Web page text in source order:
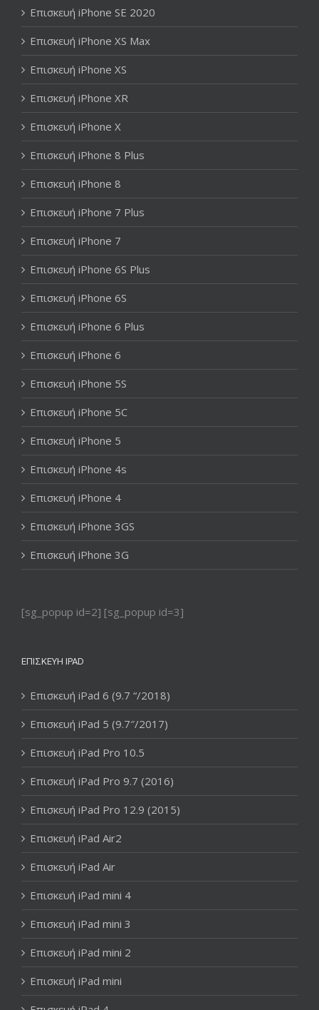
Επισκευή iPhone SE 2020
Επισκευή iPhone XS Max
Επισκευή iPhone XS
Επισκευή iPhone XR
Επισκευή iPhone X
Επισκευή iPhone 8 Plus
Επισκευή iPhone 8
Επισκευή iPhone 7 Plus
Επισκευή iPhone 7
Επισκευή iPhone 6S Plus
Επισκευή iPhone 6S
Επισκευή iPhone 6 Plus
Επισκευή iPhone 6
Επισκευή iPhone 5S
Επισκευή iPhone 5C
Επισκευή iPhone 5
Επισκευή iPhone 4s
Επισκευή iPhone 4
Επισκευή iPhone 3GS
Επισκευή iPhone 3G
[sg_popup id=2] [sg_popup id=3]
ΕΠΙΣΚΕΥΉ IPAD
Επισκευή iPad 6 (9.7 “/2018)
Επισκευή iPad 5 (9.7″/2017)
Επισκευή iPad Pro 10.5
Επισκευή iPad Pro 9.7 (2016)
Επισκευή iPad Pro 12.9 (2015)
Επισκευή iPad Air2
Επισκευή iPad Air
Επισκευή iPad mini 4
Επισκευή iPad mini 3
Επισκευή iPad mini 2
Επισκευή iPad mini